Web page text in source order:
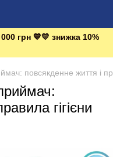
грн 💙💛 знижка 10%
повсякденне життя і
гігієни